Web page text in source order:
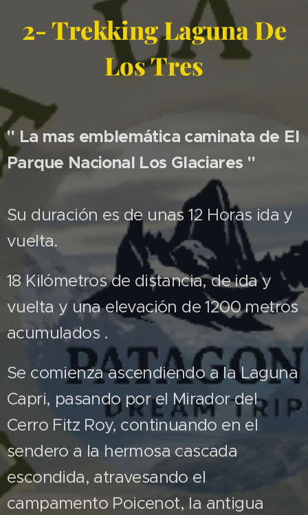
2- Trekking Laguna De
Los Tres
" La mas emblemática caminata de El
Parque Nacional Los Glaciares "
Su duración es de unas 12 Horas ida y
vuelta.
18 Kilómetros de distancia, de ida y
vuelta y una elevación de 1200 metros
acumulados .
Se comienza ascendiendo a la Laguna
Capri, pasando por el Mirador del
Cerro Fitz Roy, continuando en el
sendero a la hermosa cascada
escondida, atravesando el
campamento Poicenot, la antigua